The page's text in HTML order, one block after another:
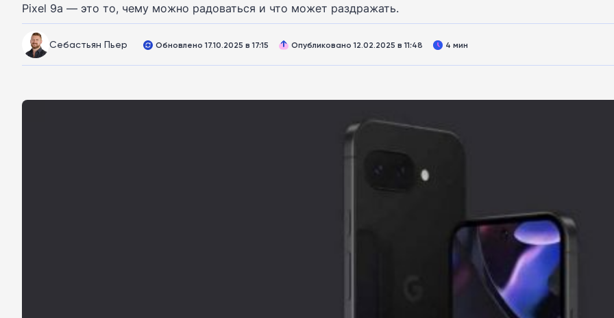
Pixel 9a — это то, чему можно радоваться и что может раздражать.
Себастьян Пьер Обновлено 17.10.2025 в 17:15 Опубликовано 12.02.2025 в 11:48 4 мин